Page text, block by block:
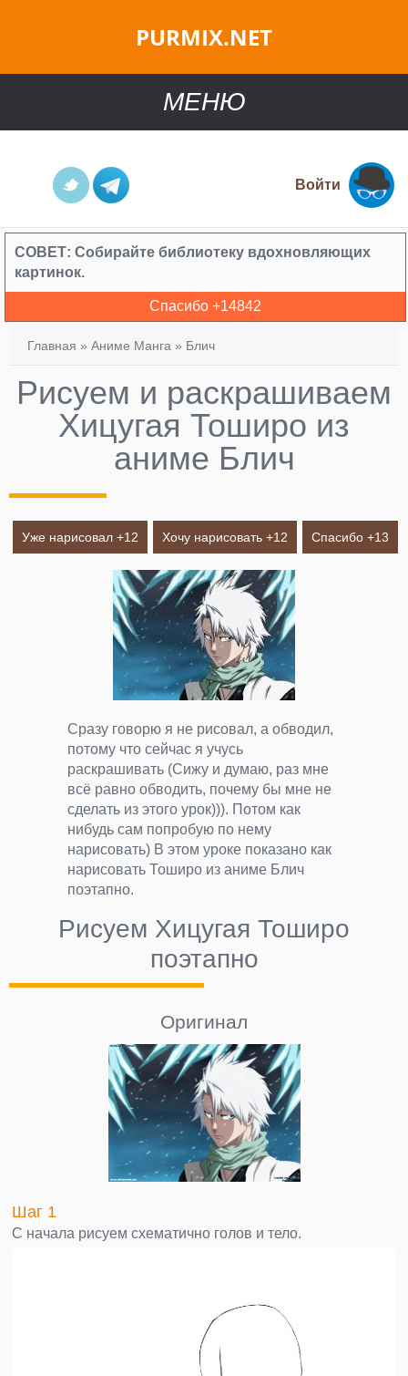
PURMIX.NET
МЕНЮ
Войти
СОВЕТ: Собирайте библиотеку вдохновляющих
картинок.
Спасибо +14842
Главная » Аниме Манга » Блич
Рисуем и раскрашиваем
Хицугая Тоширо из
аниме Блич
Уже нарисовал +12 Хочу нарисовать +12 Спасибо +13
Сразу говорю я не рисовал, а обводил,
потому что сейчас я учусь
раскрашивать (Сижу и думаю, раз мне
всё равно обводить, почему бы мне не
сделать из этого урок))). Потом как
нибудь сам попробую по нему
нарисовать) В этом уроке показано как
нарисовать Тоширо из аниме Блич
поэтапно.
Рисуем Хицугая Тоширо
поэтапно
Оригинал
Шаг 1
С начала рисуем схематично голов и тело.